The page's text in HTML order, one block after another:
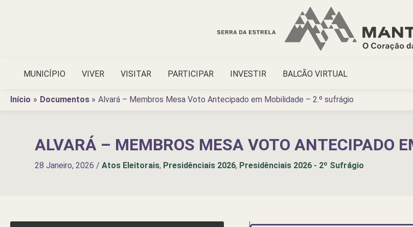
MUNICÍPIO VIVER VISITAR PARTICIPAR INVESTIR BALCÃO VIRTUAL
Início Documentos Alvará – Membros Mesa Voto Antecipado em Mobilidade – 2.º sufrágio
ALVARÁ – MEMBROS MESA VOTO ANTECIPADO
28 Janeiro, 2026 / Atos Eleitorais, Presidênciais 2026, Presidênciais 2026 - 2º Sufrágio